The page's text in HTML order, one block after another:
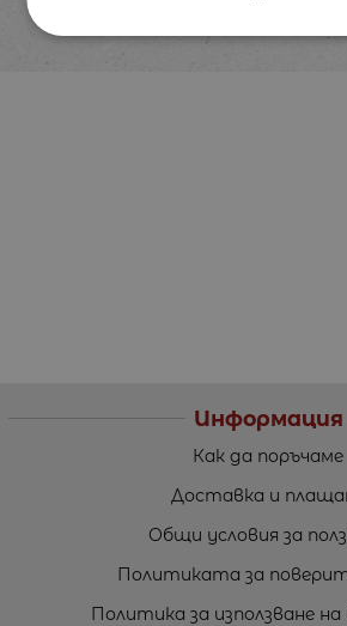
Информация
Как да поръчаме
Доставка и
Общи условия за
Политиката за
Политика за използване